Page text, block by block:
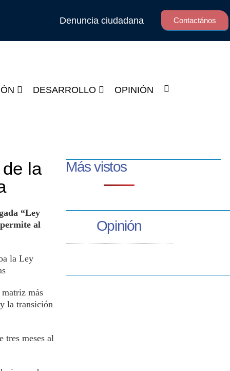
Denuncia ciudadana Contactános
DESARROLLO OPINIÓN
la
“Ley
al
la Ley
más
la transición
tres meses al
Más vistos
Opinión